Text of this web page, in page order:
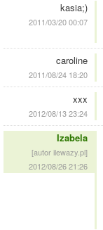
kasia;)
2011/03/20 00:07
caroline
2011/08/24 18:20
xxx
2012/08/13 23:24
Izabela
[autor ilewazy.pl]
2012/08/26 21:26